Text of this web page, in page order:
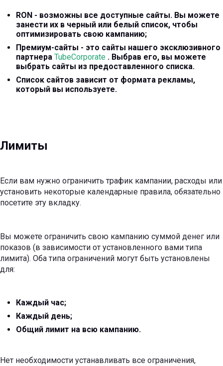
RON - возможны все доступные сайты. Вы можете
занести их в черный или белый список, чтобы
оптимизировать свою кампанию;
Премиум-сайты - это сайты нашего эксклюзивного
партнера TubeCorporate . Выбрав его, вы можете
выбрать сайты из предоставленного списка.
Список сайтов зависит от формата рекламы,
который вы используете.
Лимиты
Если вам нужно ограничить трафик кампании, расходы или
установить некоторые календарные правила, обязательно
посетите эту вкладку.
Вы можете ограничить свою кампанию суммой денег или
показов (в зависимости от установленного вами типа
лимита). Оба типа ограничений могут быть установлены
для:
Каждый час;
Каждый день;
Общий лимит на всю кампанию.
Нет необходимости устанавливать все ограничения,